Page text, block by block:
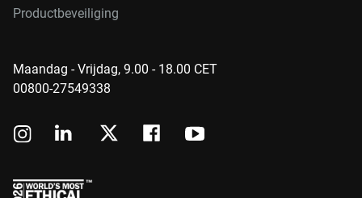
Productbeveiliging
Maandag - Vrijdag, 9.00 - 18.00 CET
00800-27549338